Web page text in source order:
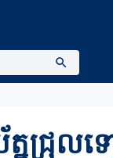
ត្នជ្រុល